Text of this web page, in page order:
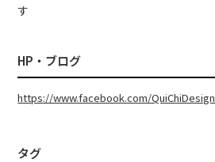
す
HP・ブログ
https://www.facebook.com/QuiChiDesign
タグ